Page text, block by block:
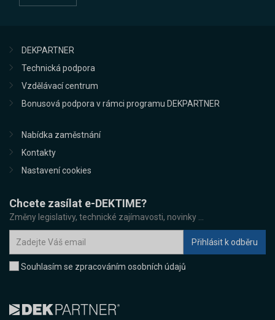
DEKPARTNER
Technická podpora
Vzdělávací centrum
Bonusová podpora v rámci programu DEKPARTNER
Nabídka zaměstnání
Kontakty
Nastavení cookies
Chcete zasílat e-DEKTIME?
Změny legislativy, technické zajímavosti, novinky ...
Souhlasím se zpracováním osobních údajů